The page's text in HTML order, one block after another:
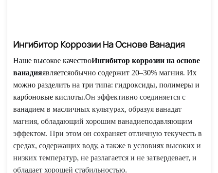
Ингибитор Коррозии На Основе Ванадия
Наше высокое качествоИнгибитор коррозии на основе
ванадияявляетсяобычно содержит 20–30% магния. Их
можно разделить на три типа: гидроксиды, полимеры и
карбоновые кислоты.Он эффективно соединяется с
ванадием в масличных культурах, образуя ванадат
магния, обладающий хорошим ванадиеподавляющим
эффектом. При этом он сохраняет отличную текучесть в
средах, содержащих воду, а также в условиях высоких и
низких температур, не разлагается и не затвердевает, и
обладает хорошей стабильностью.